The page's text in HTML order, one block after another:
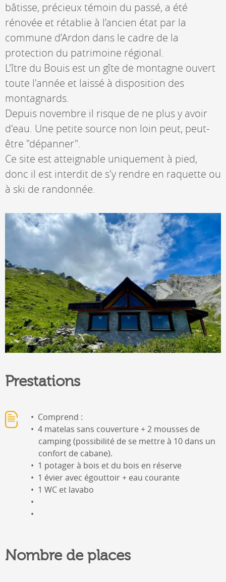
bâtisse, précieux témoin du passé, a été
rénovée et rétablie à l’ancien état par la
commune d’Ardon dans le cadre de la
protection du patrimoine régional.
L'ître du Bouis est un gîte de montagne ouvert
toute l'année et laissé à disposition des
montagnards.
Depuis novembre il risque de ne plus y avoir
d'eau. Une petite source non loin peut, peut-
être "dépanner".
Ce site est atteignable uniquement à pied,
donc il est interdit de s'y rendre en raquette ou
à ski de randonnée.
Prestations
Comprend :
4 matelas sans couverture + 2 mousses de
camping (possibilité de se mettre à 10 dans un
confort de cabane).
1 potager à bois et du bois en réserve
1 évier avec égouttoir + eau courante
1 WC et lavabo
Nombre de places